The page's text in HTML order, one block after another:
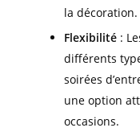
la décoration.
Flexibilité :
différents
soirées
une option
occasions.